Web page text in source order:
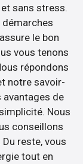
sans stress.
le bon
vous tenons
répondons
notre savoir-
de
Nous
conseillons
reste, vous
tout en